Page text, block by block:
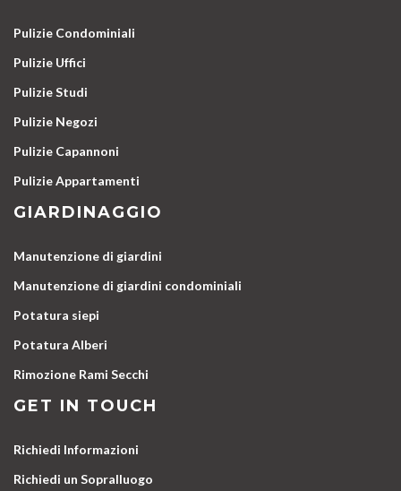
Pulizie Condominiali
Pulizie Uffici
Pulizie Studi
Pulizie Negozi
Pulizie Capannoni
Pulizie Appartamenti
GIARDINAGGIO
Manutenzione di giardini
Manutenzione di giardini condominiali
Potatura siepi
Potatura Alberi
Rimozione Rami Secchi
GET IN TOUCH
Richiedi Informazioni
Richiedi un Sopralluogo